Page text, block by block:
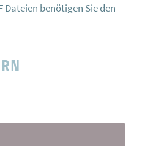
Dateien benötigen Sie den